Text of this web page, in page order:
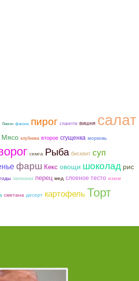
Лимон фасоль пирог спагетти вишня салат
Мясо клубника второе сгущенка морковь
семга Рыба бисквит суп
фарш Кекс овощи шоколад рис
запеканка перец мед слоеное тесто изюм
сметана десерт картофель Торт